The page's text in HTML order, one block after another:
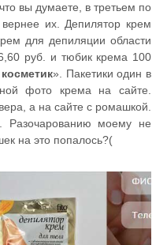
вы думаете, в третьем по
их. Депилятор крем
для депиляции области
руб. и тюбик крема 100
». Пакетики один в
фото крема на сайте.
а на сайте с ромашкой.
Разочарованию моему не
на это попалось?(